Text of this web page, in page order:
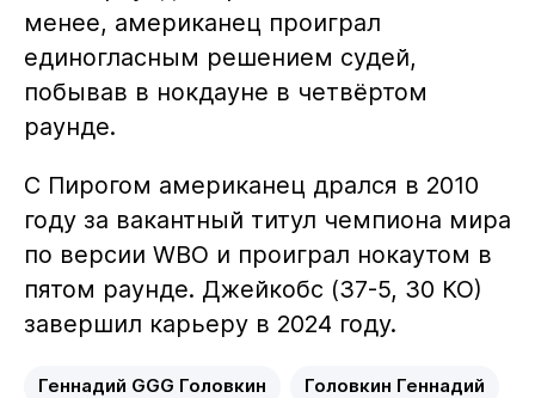
менее, американец проиграл
единогласным решением судей,
побывав в нокдауне в четвёртом
раунде.
С Пирогом американец дрался в 2010
году за вакантный титул чемпиона мира
по версии WBO и проиграл нокаутом в
пятом раунде. Джейкобс (37-5, 30 КО)
завершил карьеру в 2024 году.
Геннадий GGG Головкин Головкин Геннадий